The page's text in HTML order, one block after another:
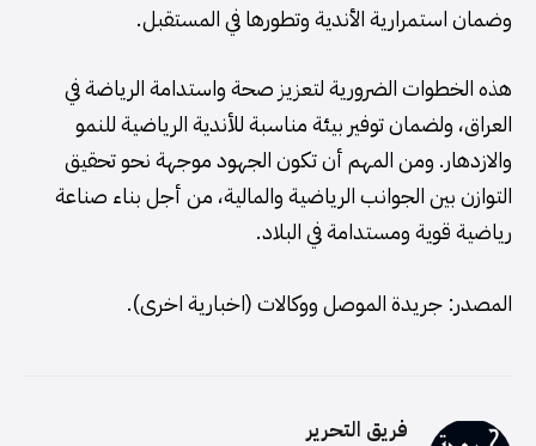
وضمان استمرارية الأندية وتطورها في المستقبل.
هذه الخطوات الضرورية لتعزيز صحة واستدامة الرياضة في
العراق، ولضمان توفير بيئة مناسبة للأندية الرياضية للنمو
والازدهار. ومن المهم أن تكون الجهود موجهة نحو تحقيق
التوازن بين الجوانب الرياضية والمالية، من أجل بناء صناعة
رياضية قوية ومستدامة في البلاد.
المصدر: جريدة الموصل ووكالات (اخبارية اخرى).
فريق التحرير